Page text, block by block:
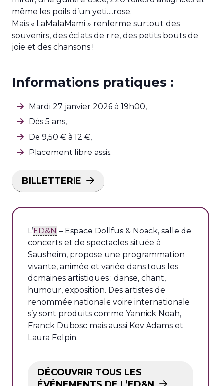
même les poils d’un yeti….rose.
Mais « LaMalaMami » renferme surtout des
souvenirs, des éclats de rire, des petits bouts de
joie et des chansons !
Informations pratiques :
Mardi 27 janvier 2026 à 19h00,
Dès 5 ans,
De 9,50 € à 12 €,
Placement libre assis.
BILLETTERIE
L’ED&N – Espace Dollfus & Noack, salle de
concerts et de spectacles située à
Sausheim, propose une programmation
vivante, animée et variée dans tous les
domaines artistiques : danse, chant,
humour, exposition. Des artistes de
renommée nationale voire internationale
s’y sont produits comme Yannick Noah,
Franck Dubosc mais aussi Kev Adams et
Laura Felpin.
DÉCOUVRIR TOUS LES